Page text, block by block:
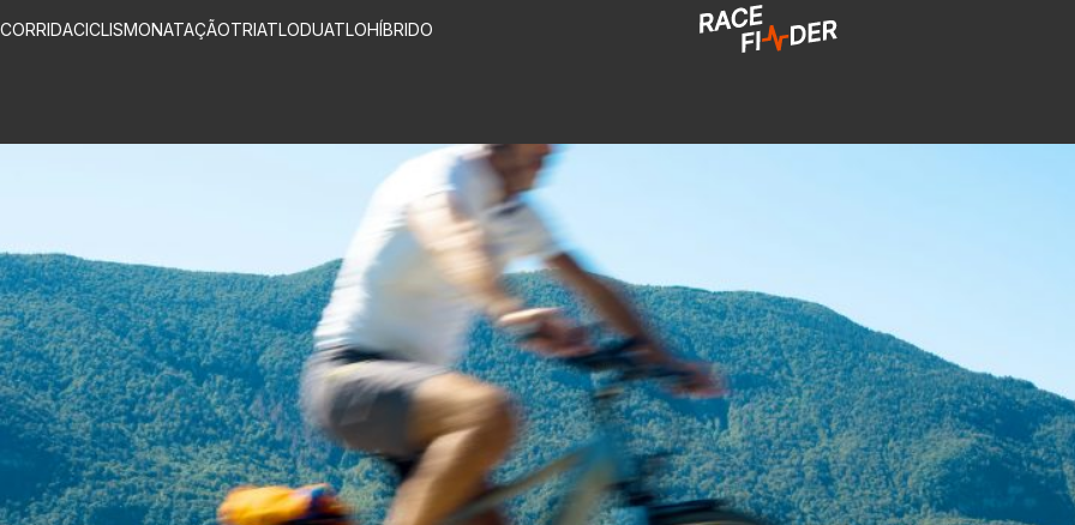
CORRIDACICLISMONATAÇÃOTRIATLODUATLOHÍBRIDO